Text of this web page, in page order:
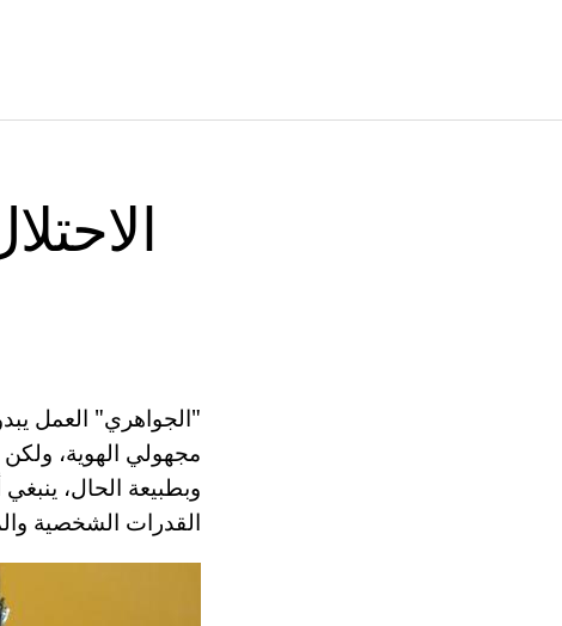
"الجواهري" العمل
مجهولي الهوية،
وبطبيعة الحال،
القدرات الشخصية